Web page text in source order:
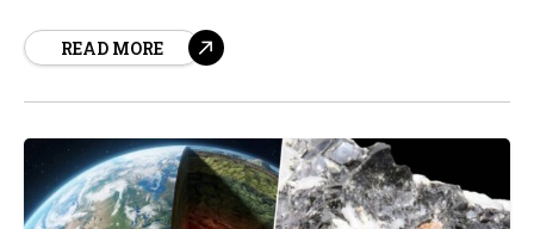
que supone un grave riesgo para la seguridad y la
READ MORE